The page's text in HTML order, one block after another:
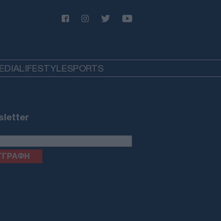
Ομοσπονδιακό εφετείο
την κατασκευή αίθουσας
07/08/26 - 17:53
Μυστήριο γύρω από τον
Κόντρα Ιταλίας–
για τους συνοριακούς
μετά την κρίση στη Θέουτα
LIFESTYLESPORTS